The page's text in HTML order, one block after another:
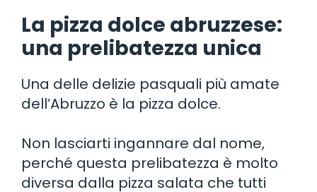
La pizza dolce abruzzese:
una prelibatezza unica
Una delle delizie pasquali più amate
dell’Abruzzo è la pizza dolce.
Non lasciarti ingannare dal nome,
perché questa prelibatezza è molto
diversa dalla pizza salata che tutti